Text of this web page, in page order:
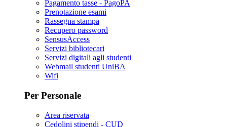
Pagamento tasse - PagoPA
Prenotazione esami
Rassegna stampa
Recupero password
SensusAccess
Servizi bibliotecari
Servizi digitali agli studenti
Webmail studenti UniBA
Wifi
Per Personale
Area riservata
Cedolini stipendi - CUD